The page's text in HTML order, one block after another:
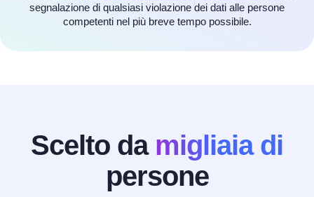
segnalazione di qualsiasi violazione dei dati alle persone
competenti nel più breve tempo possibile.
Scelto da migliaia di
persone